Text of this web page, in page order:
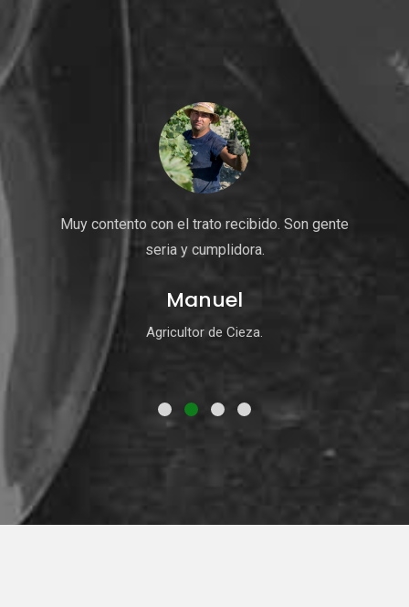
Muy contento con el trato recibido. Son gente
seria y cumplidora.
Manuel
Agricultor de Cieza.